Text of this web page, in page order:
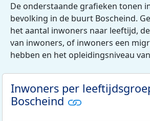
De onderstaande grafieken tonen
bevolking in de buurt Boscheind.
het aantal inwoners naar leeftijd,
van inwoners, of inwoners een
hebben en het opleidingsniveau
Inwoners per
Boscheind